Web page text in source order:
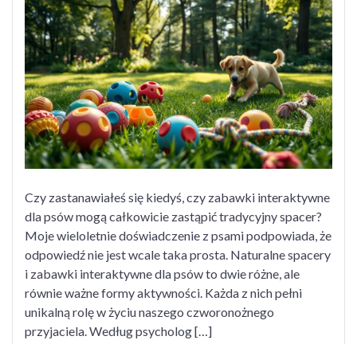
interaktywne
dla
psów
a
naturalny
spacer
Czy zastanawiałeś się kiedyś, czy zabawki interaktywne
dla psów mogą całkowicie zastąpić tradycyjny spacer?
Moje wieloletnie doświadczenie z psami podpowiada, że
odpowiedź nie jest wcale taka prosta. Naturalne spacery
i zabawki interaktywne dla psów to dwie różne, ale
równie ważne formy aktywności. Każda z nich pełni
unikalną rolę w życiu naszego czworonożnego
przyjaciela. Według psycholog […]